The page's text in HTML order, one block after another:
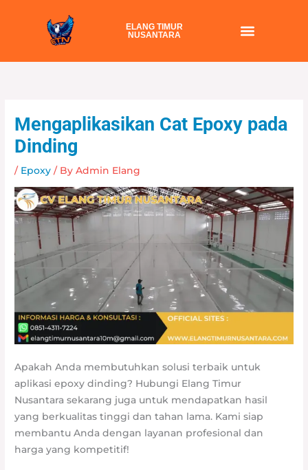
ELANG TIMUR
NUSANTARA
Mengaplikasikan Cat Epoxy pada
Dinding
/ Epoxy / ByAdmin Elang
Apakah Anda membutuhkan solusi terbaik untuk
aplikasi epoxy dinding? Hubungi Elang Timur
Nusantara sekarang juga untuk mendapatkan hasil
yang berkualitas tinggi dan tahan lama. Kami siap
membantu Anda dengan layanan profesional dan
harga yang kompetitif!